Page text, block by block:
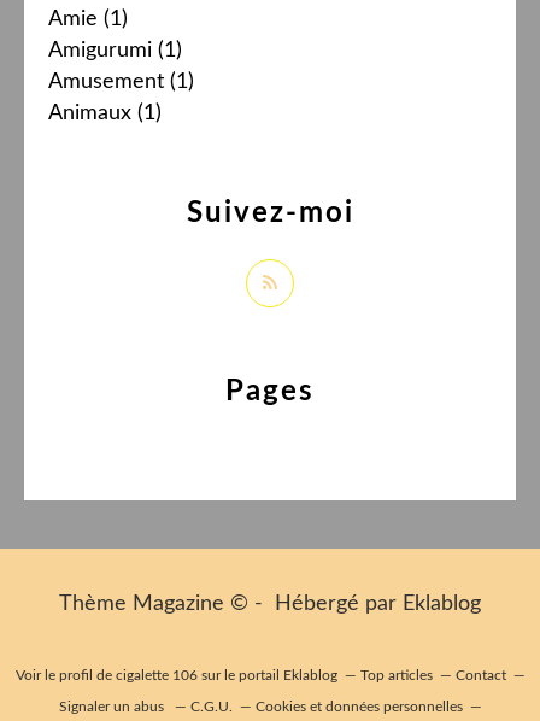
Amie (1)
Amigurumi (1)
Amusement (1)
Animaux (1)
Pages
Suivez-moi
Thème Magazine © - Hébergé par Eklablog
Voir le profil de cigalette 106sur le portail Eklablog Top articles Contact
Signaler un abus C.G.U. Cookies et données personnelles